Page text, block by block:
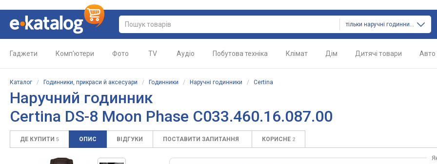
тільки наручні годинники
Гаджети Комп'ютери Фото TV Аудіо Побутова техніка Клімат Дім Дитячі товари Авто
Каталог / Годинники, прикраси й аксесуари / Годинники / Наручні годинники / Certina
Наручний годинник
Certina DS-8 Moon Phase C033.460.16.087.00
ДЕ КУПИТИ 5 ОПИС ВІДГУКИ ПОСТАВИТИ ЗАПИТАННЯ КОРИСНЕ 2